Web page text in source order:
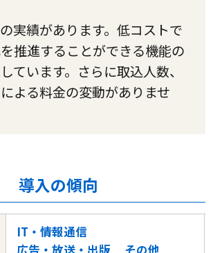
実績があります。低コストで
推進することができる機能の
ています。さらに取込人数、
よる料金の変動がありませ
導入の傾向
IT・情報通信
広告・放送・出版
その他